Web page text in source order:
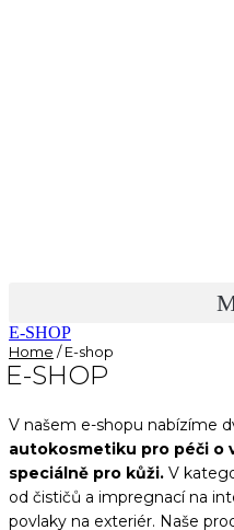
E-SHOP
Home / E-shop
E-SHOP
V našem e-shopu nabízíme
autokosmetiku pro péči o
speciálně pro kůži. V
od čističů a impregnací na
povlaky na exteriér. Naše